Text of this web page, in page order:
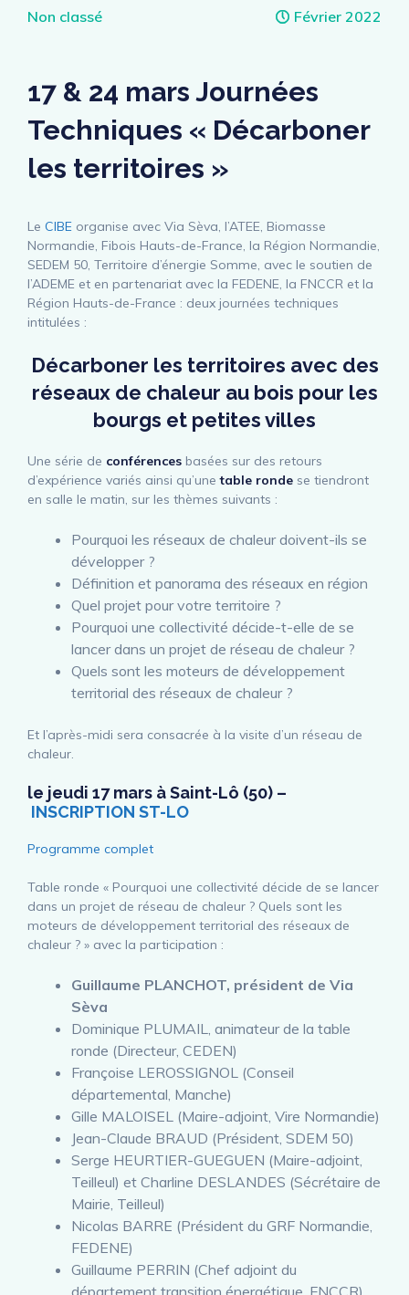
Catégories
Non classé Février 2022
17 & 24 mars Journées
Techniques « Décarboner
les territoires »
Le CIBE organise avec Via Sèva, l’ATEE, Biomasse
Normandie, Fibois Hauts-de-France, la Région Normandie,
SEDEM 50, Territoire d’énergie Somme, avec le soutien de
l’ADEME et en partenariat avec la FEDENE, la FNCCR et la
Région Hauts-de-France : deux journées techniques
intitulées :
Décarboner les territoires avec des
réseaux de chaleur au bois pour les
bourgs et petites villes
Une série de conférences basées sur des retours
d’expérience variés ainsi qu’unetable ronde se tiendront
en salle le matin, sur les thèmes suivants :
Pourquoi les réseaux de chaleur doivent-ils se
développer ?
Définition et panorama des réseaux en région
Quel projet pour votre territoire ?
Pourquoi une collectivité décide-t-elle de se
lancer dans un projet de réseau de chaleur ?
Quels sont les moteurs de développement
territorial des réseaux de chaleur ?
Et l’après-midi sera consacrée à la visite d’un réseau de
chaleur.
le jeudi 17 mars à Saint-Lô (50) –
INSCRIPTION ST-LO
Programme complet
Table ronde « Pourquoi une collectivité décide de se lancer
dans un projet de réseau de chaleur ? Quels sont les
moteurs de développement territorial des réseaux de
chaleur ? » avec la participation :
Guillaume PLANCHOT, président de Via
Sèva
Dominique PLUMAIL, animateur de la table
ronde (Directeur, CEDEN)
Françoise LEROSSIGNOL (Conseil
départemental, Manche)
Gille MALOISEL (Maire-adjoint, Vire Normandie)
Jean-Claude BRAUD (Président, SDEM 50)
Serge HEURTIER-GUEGUEN (Maire-adjoint,
Teilleul) et Charline DESLANDES (Sécrétaire de
Mairie, Teilleul)
Nicolas BARRE (Président du GRF Normandie,
FEDENE)
Guillaume PERRIN (Chef adjoint du